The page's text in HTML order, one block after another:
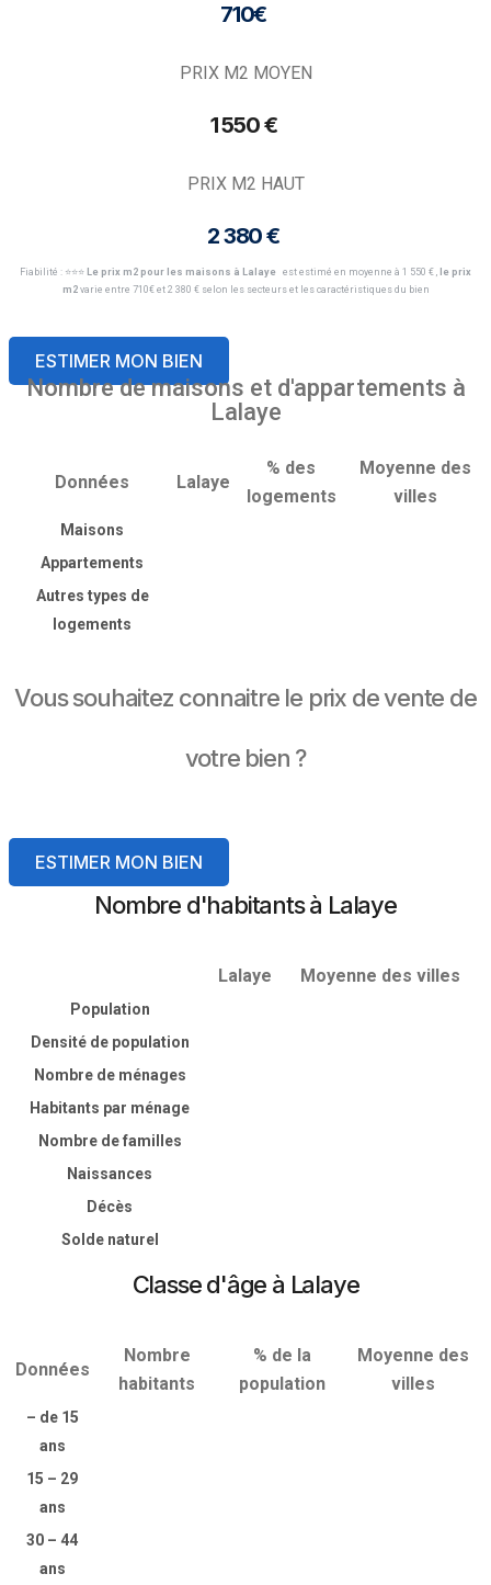
710€ ​
PRIX M2 MOYEN
1 550 € ​
PRIX M2 HAUT
2 380 € ​
Fiabilité : ⭐️⭐️⭐️ Le prix m2 pour les maisons à Lalaye est estimé en moyenne à 1 550 € ​, le prix
m2varie entre 710€ et 2 380 € selon les secteurs et les caractéristiques du bien
ESTIMER MON BIEN
Nombre de maisons et d'appartements à
Lalaye
Données Lalaye
% des
logements
Moyenne des
villes
Maisons
Appartements
Autres types de
logements
Vous souhaitez connaitre le prix de vente de
votre bien ?
ESTIMER MON BIEN
Nombre d'habitants à Lalaye
Lalaye Moyenne des villes
Population
Densité de population
Nombre de ménages
Habitants par ménage
Nombre de familles
Naissances
Décès
Solde naturel
Classe d'âge à Lalaye
Données
Nombre
habitants
% de la
population
Moyenne des
villes
– de 15
ans
15 – 29
ans
30 – 44
ans